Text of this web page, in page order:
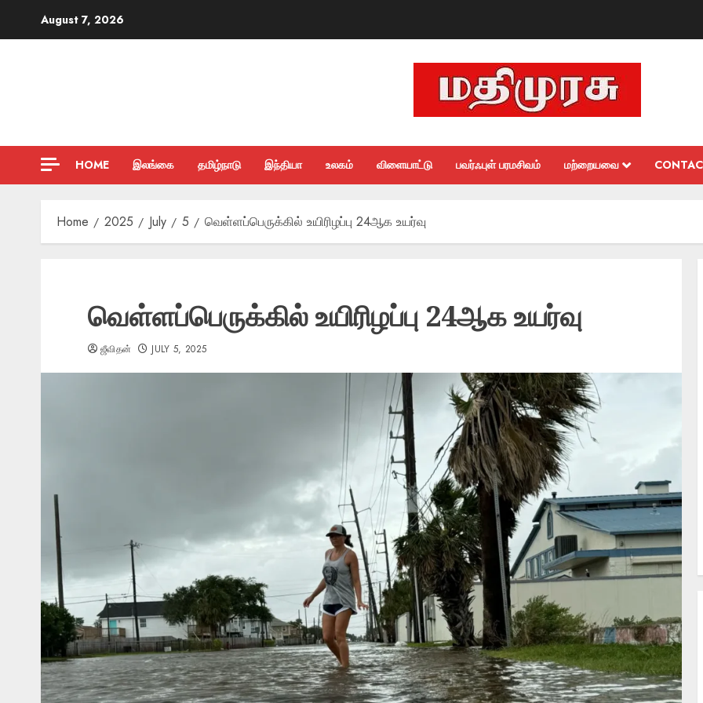
August 7, 2026
HOME இலங்கை தமிழ்நாடு இந்தியா உலகம் விளையாட்டு பவர்ஃபுள் பரமசிவம் மற்றையவை
Home 2025 July 5 வெள்ளப்பெருக்கில் உயிரிழப்பு 24ஆக உயர்வு
வெள்ளப்பெருக்கில் உயிரிழப்பு 24ஆக உயர்வு
ஜீவிதன் JULY 5, 2025